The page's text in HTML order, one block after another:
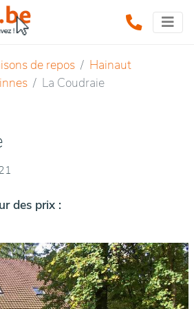
de repos
Hainaut
La Coudraie
des prix :